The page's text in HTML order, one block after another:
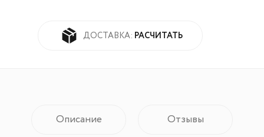
ДОСТАВКА: РАСЧИТАТЬ
Описание Отзывы